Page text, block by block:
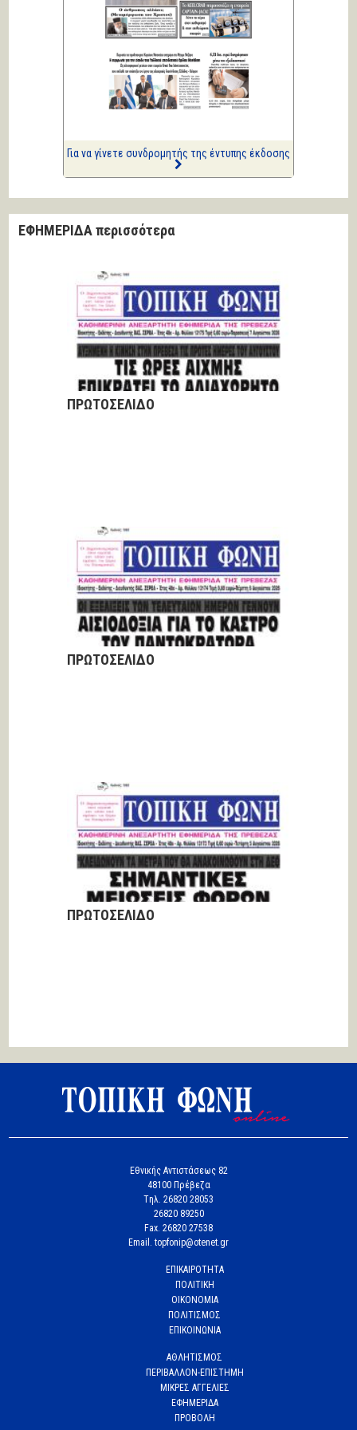
Κική Ζέρβα
Πολιτικά και άλλα
ΑΡΙΩΝ
Ιστορίες Καθημερινής
Τρέλας
συλλήψεις...
Για να γίνετε συνδρομητής της έντυπης έκδοσης
ΕΦΗΜΕΡΙΔΑ περισσότερα
ΠΡΩΤΟΣΕΛΙΔΟ
ΠΡΩΤΟΣΕΛΙΔΟ
ΠΡΩΤΟΣΕΛΙΔΟ
Εθνικής Αντιστάσεως 82
48100 Πρέβεζα
Tηλ. 26820 28053
26820 89250
Fax. 26820 27538
Email. topfonip@otenet.gr
ΕΠΙΚΑΙΡΟΤΗΤΑ
ΠΟΛΙΤΙΚΗ
ΟΙΚΟΝΟΜΙΑ
ΠΟΛΙΤΙΣΜΟΣ
ΕΠΙΚΟΙΝΩΝΙΑ
ΑΘΛΗΤΙΣΜΟΣ
ΠΕΡΙΒΑΛΛΟΝ-ΕΠΙΣΤΗΜΗ
ΜΙΚΡΕΣ ΑΓΓΕΛΙΕΣ
ΕΦΗΜΕΡΙΔΑ
ΠΡΟΒΟΛΗ